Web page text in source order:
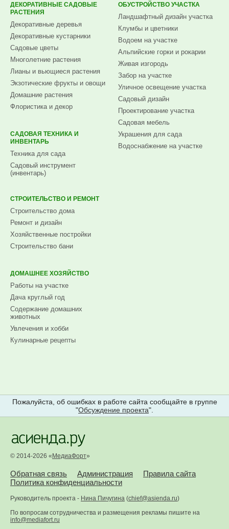
ДЕКОРАТИВНЫЕ САДОВЫЕ
РАСТЕНИЯ
Декоративные деревья
Декоративные кустарники
Садовые цветы
Многолетние растения
Лианы и вьющиеся растения
Экзотические фрукты и овощи
Домашние растения
Флористика и декор
САДОВАЯ ТЕХНИКА И
ИНВЕНТАРЬ
Техника для сада
Садовый инструмент
(инвентарь)
ОБУСТРОЙСТВО УЧАСТКА
Ландшафтный дизайн участка
Клумбы и цветники
Водоем на участке
Альпийские горки и рокарии
Живая изгородь
Забор на участке
Уличное освещение участка
Садовый дизайн
Проектирование участка
Садовая мебель
Украшения для сада
Водоснабжение на участке
СТРОИТЕЛЬСТВО И РЕМОНТ
Строительство дома
Ремонт и дизайн
Хозяйственные постройки
Строительство бани
ДОМАШНЕЕ ХОЗЯЙСТВО
Работы на участке
Дача круглый год
Содержание домашних
животных
Увлечения и хобби
Кулинарные рецепты
Пожалуйста, об ошибках в работе сайта сообщайте в группе
"Обсуждение проекта".
© 2014-2026 «МедиаФорт»
Обратная связь Администрация
Правила сайта
Политика конфиденциальности
Руководитель проекта - Нина Пичугина (chief@asienda.ru)
По вопросам сотрудничества и размещения рекламы пишите на
info@mediafort.ru